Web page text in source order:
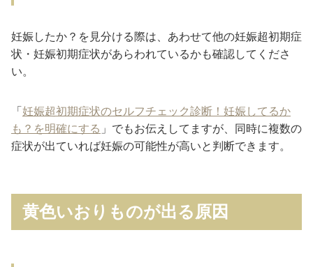
妊娠したか？を見分ける際は、あわせて他の妊娠超初期症
状・妊娠初期症状があらわれているかも確認してくださ
い。
「妊娠超初期症状のセルフチェック診断！妊娠してるか
も？を明確にする 」でもお伝えしてますが、同時に複数の
症状が出ていれば妊娠の可能性が高いと判断できます。
黄色いおりものが出る原因